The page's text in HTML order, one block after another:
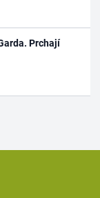
Prchají